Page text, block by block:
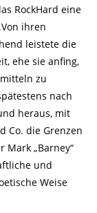
RockHard eine
ihren
leistete die
ehe sie anfing,
zu
nach
heraus, mit
Co. die Grenzen
Mark „Barney“
und
Weise